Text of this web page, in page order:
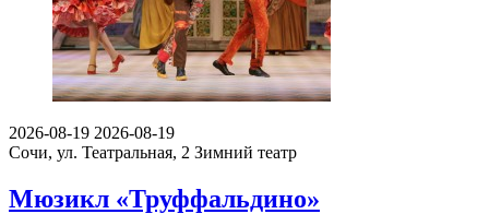
2026-08-19 2026-08-19
Сочи, ул. Театральная, 2 Зимний театр
Мюзикл «Труффальдино»